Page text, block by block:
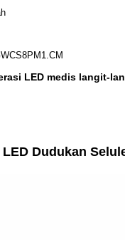
LED medis langit-
Dudukan